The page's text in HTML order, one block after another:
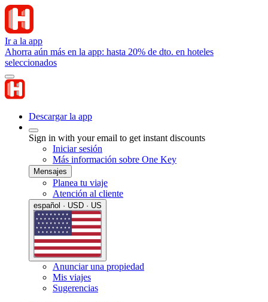
Ir a la app
Ahorra aún más en la app: hasta 20% de dto. en hoteles
seleccionados
Descargar la app
Sign in with your email to get instant discounts
Iniciar sesión
Más información sobre One Key
Mensajes
Planea tu viaje
Atención al cliente
español · USD · US
Anunciar una propiedad
Mis viajes
Sugerencias